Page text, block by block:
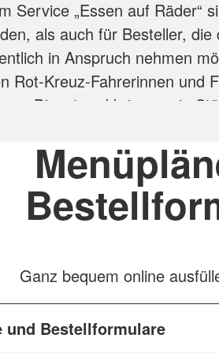
Service „Essen auf Räder“
als auch für Besteller,
in Anspruch nehmen
Rot-Kreuz-Fahrerinnen und
Dienst und bringen ein
bei uns Ihr Lieblingsessen:
Ihnen Suppen und
Desserts und
Ganz bequem online
und Bestellformulare